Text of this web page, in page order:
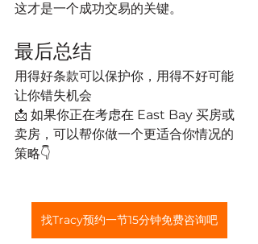
这才是一个成功交易的关键。
最后总结
用得好条款可以保护你，用得不好可能
让你错失机会
📩 如果你正在考虑在 East Bay 买房或
卖房，可以帮你做一个更适合你情况的
策略👇
找Tracy预约一节15分钟免费咨询吧